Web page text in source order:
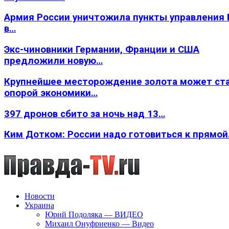
Армия России уничтожила пункты
в…
Экс-чиновники Германии, Франции и США
предложили новую…
Крупнейшее месторождение золота может
опорой экономики…
397 дронов сбито за ночь над 13…
Ким Дотком: России надо готовиться к
Новости
Украина
Юрий Подоляка — ВИДЕО
Михаил Онуфриенко — Видео